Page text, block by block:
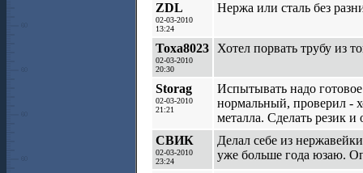
ZDL
02-03-2010
13:24
Нержа или сталь без
Toxa8023
02-03-2010
20:30
Хотел порвать трубу из
Storag
02-03-2010
21:21
Испытывать надо
нормальный, проверил -
металла. Сделать резик
СВИК
02-03-2010
23:24
Делал себе из
уже больше года юзаю.